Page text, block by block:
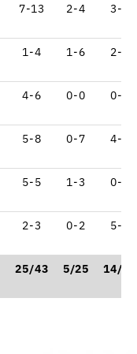
7-13 2-4 3-4
1-4 1-6 2-2
4-6 0-0 0-0
5-8 0-7 4-6
5-5 1-3 0-1
2-3 0-2 5-8
25/43 5/25 14/21